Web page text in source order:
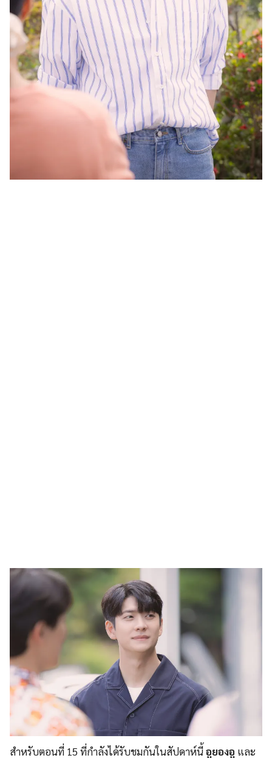
สำหรับตอนที่ 15 ที่กำลังได้รับชมกันในสัปดาห์นี้อูยองอู และ